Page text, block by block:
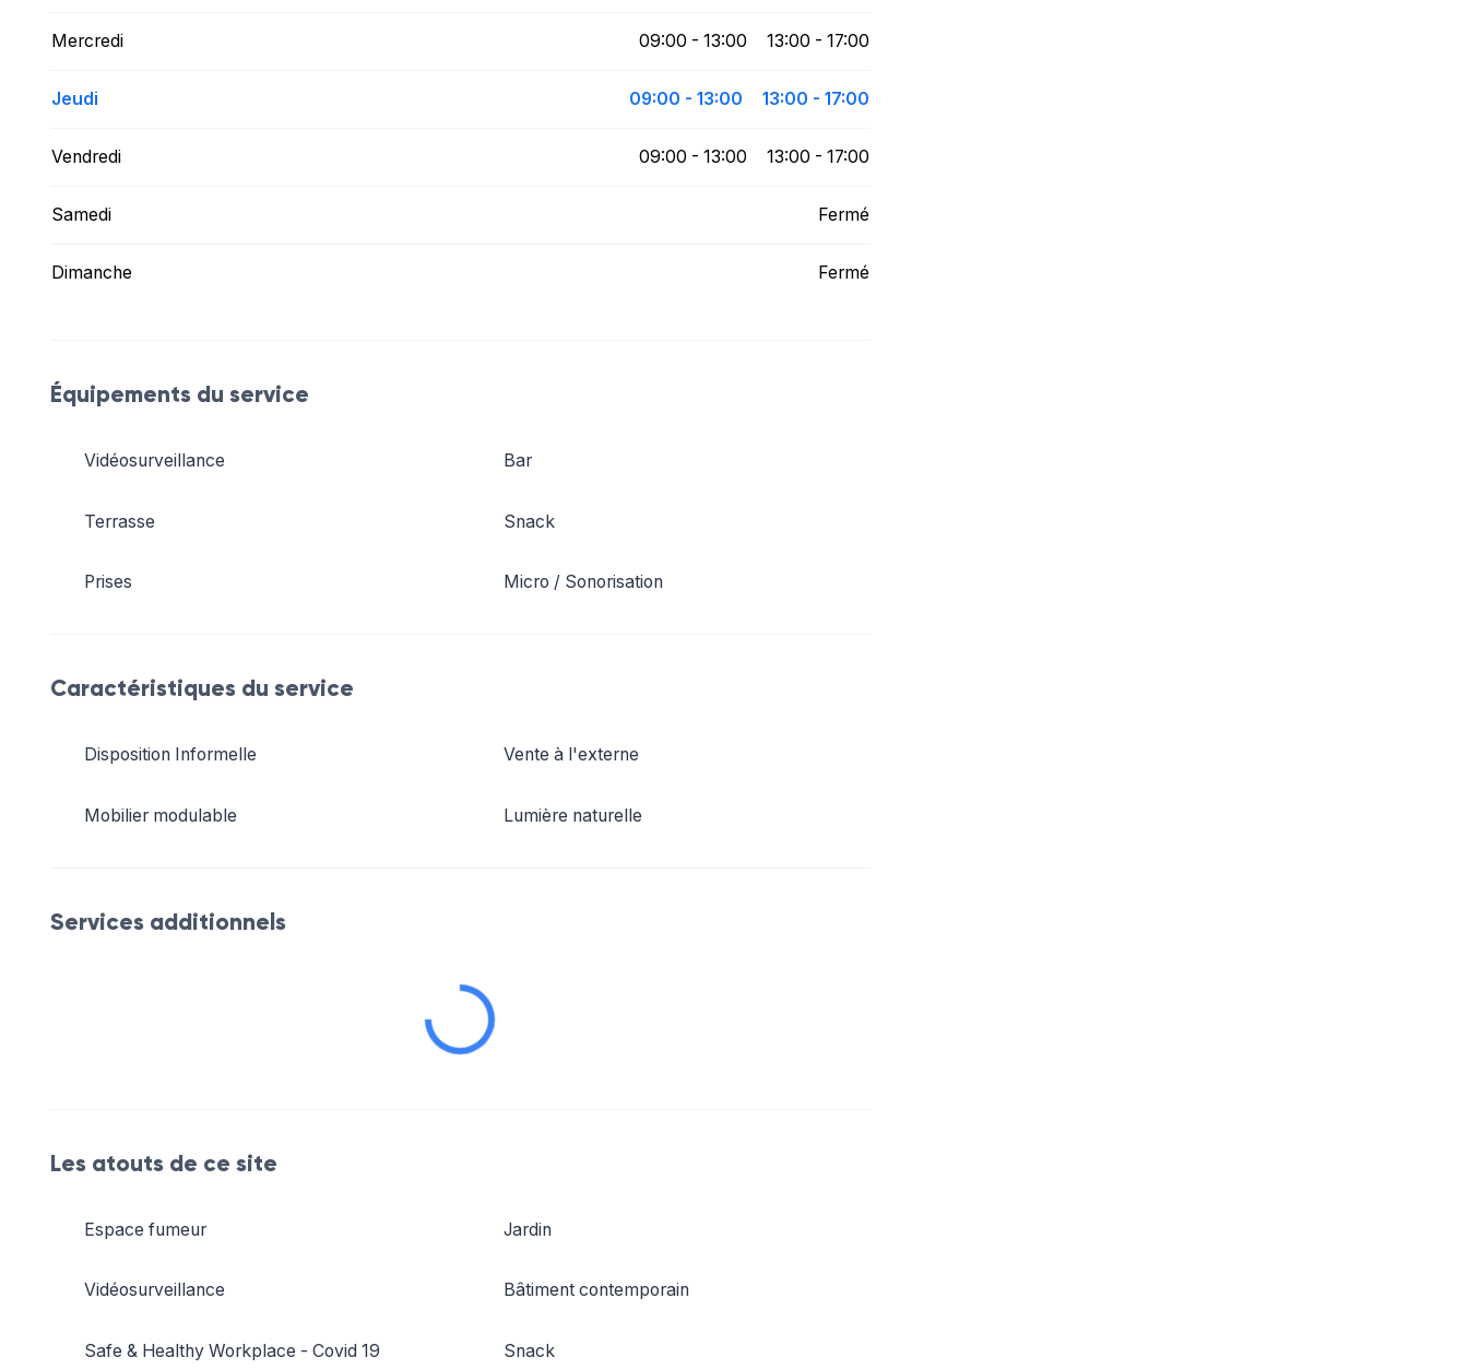
Mercredi 09:00 - 13:00 13:00 - 17:00
Jeudi 09:00 - 13:00 13:00 - 17:00
Vendredi 09:00 - 13:00 13:00 - 17:00
Samedi Fermé
Dimanche Fermé
Équipements du service
Vidéosurveillance
Terrasse
Prises
Bar
Snack
Micro / Sonorisation
Caractéristiques du service
Disposition Informelle
Mobilier modulable
Vente à l'externe
Lumière naturelle
Services additionnels
Les atouts de ce site
Espace fumeur
Vidéosurveillance
Safe & Healthy Workplace - Covid 19
Jardin
Bâtiment contemporain
Snack